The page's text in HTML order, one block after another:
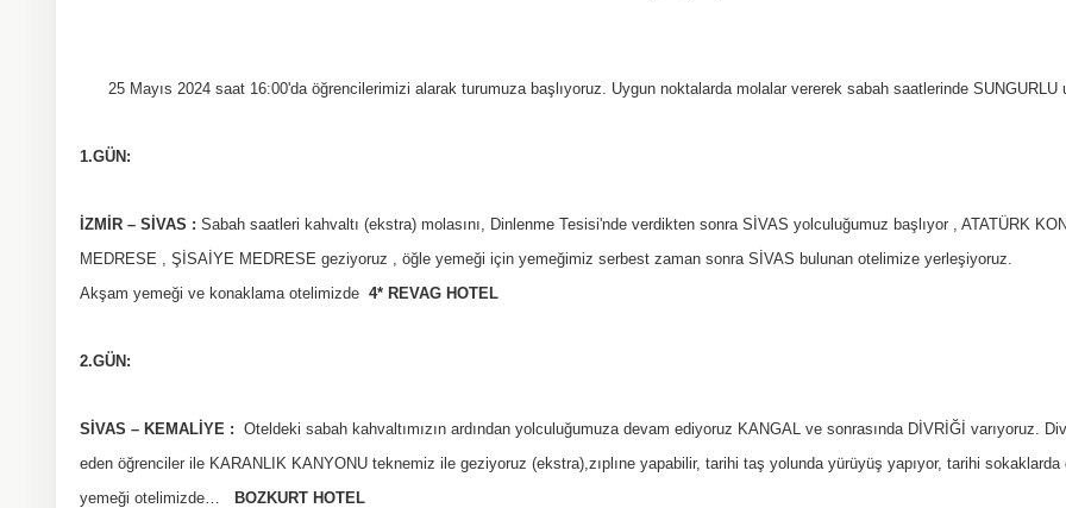
25 Mayıs 2024 saat 16:00'da öğrencilerimizi alarak turumuza başlıyoruz. Uygun noktalarda molalar vererek sabah saatlerinde SUNGURLU
1.GÜN:
İZMİR – SİVAS : Sabah saatleri kahvaltı (ekstra) molasını, Dinlenme Tesisi'nde verdikten sonra SİVAS yolculuğumuz başlıyor , ATATÜRK
MEDRESE , ŞİSAİYE MEDRESE geziyoruz , öğle yemeği için yemeğimiz serbest zaman sonra SİVAS bulunan otelimize yerleşiyoruz.
Akşam yemeği ve konaklama otelimizde 4* REVAG HOTEL
2.GÜN:
SİVAS – KEMALİYE : Oteldeki sabah kahvaltımızın ardından yolculuğumuza devam ediyoruz KANGAL ve sonrasında DİVRİĞİ varıyoruz.
eden öğrenciler ile KARANLIK KANYONU teknemiz ile geziyoruz (ekstra),zıplıne yapabilir, tarihi taş yolunda yürüyüş yapıyor, tarihi
yemeği otelimizde…
BOZKURT HOTEL